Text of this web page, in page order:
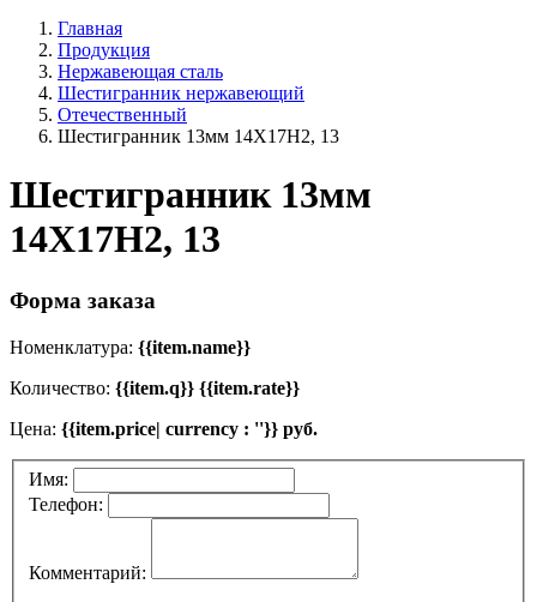
Главная
Продукция
Нержавеющая сталь
Шестигранник нержавеющий
Отечественный
Шестигранник 13мм 14Х17Н2, 13
Шестигранник 13мм
14Х17Н2, 13
Форма заказа
Номенклатура: {{item.name}}
Количество: {{item.q}} {{item.rate}}
Цена: {{item.price| currency : ''}} руб.
Имя:
Телефон:
Комментарий: